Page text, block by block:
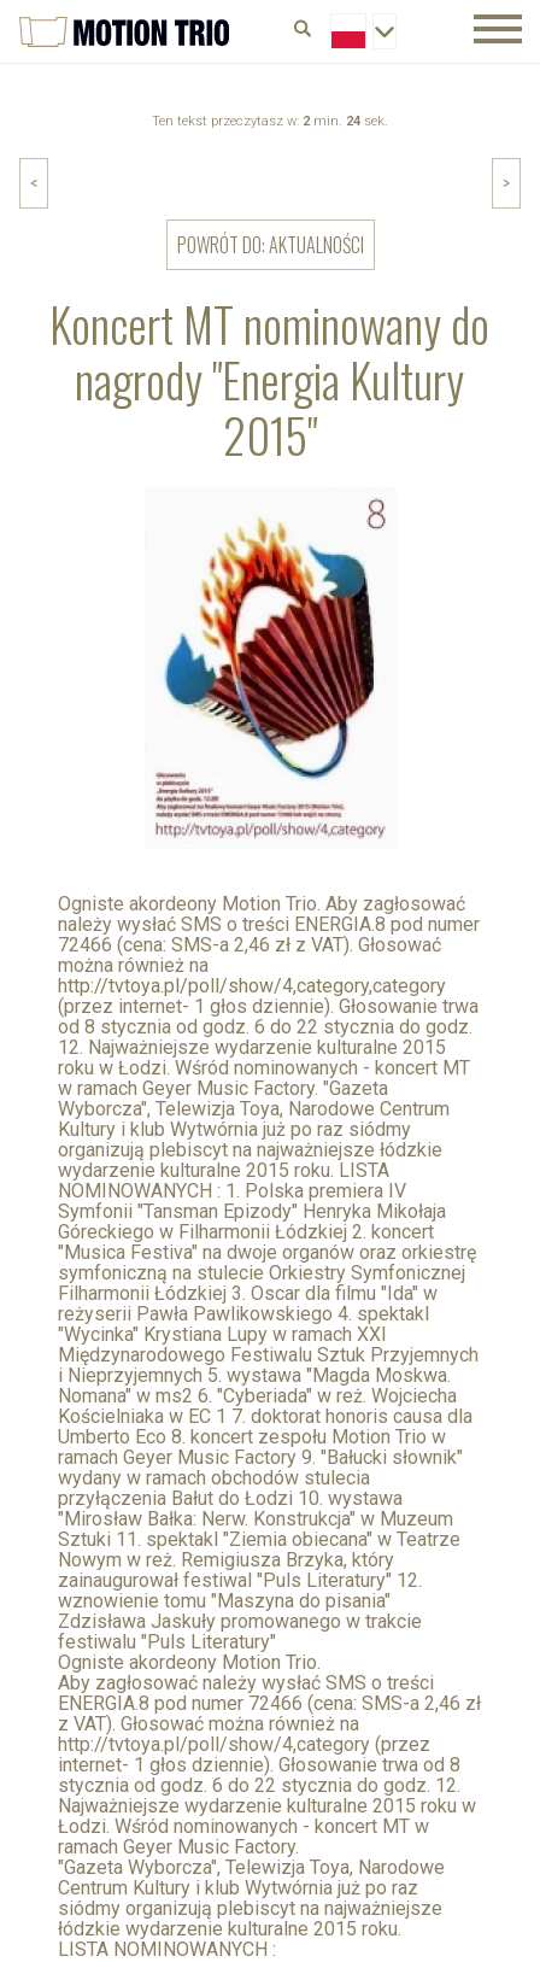
Ten tekst przeczytasz w: 2 min. 24 sek.
Koncert MT nominowany do
nagrody "Energia Kultury
2015"
< >
POWRÓT DO: AKTUALNOŚCI
Ogniste akordeony Motion Trio. Aby zagłosować
należy wysłać SMS o treści ENERGIA.8 pod numer
72466 (cena: SMS-a 2,46 zł z VAT). Głosować
można również na
http://tvtoya.pl/poll/show/4,category,category
(przez internet- 1 głos dziennie). Głosowanie trwa
od 8 stycznia od godz. 6 do 22 stycznia do godz.
12. Najważniejsze wydarzenie kulturalne 2015
roku w Łodzi. Wśród nominowanych - koncert MT
w ramach Geyer Music Factory. "Gazeta
Wyborcza", Telewizja Toya, Narodowe Centrum
Kultury i klub Wytwórnia już po raz siódmy
organizują plebiscyt na najważniejsze łódzkie
wydarzenie kulturalne 2015 roku. LISTA
NOMINOWANYCH : 1. Polska premiera IV
Symfonii "Tansman Epizody" Henryka Mikołaja
Góreckiego w Filharmonii Łódzkiej 2. koncert
"Musica Festiva" na dwoje organów oraz orkiestrę
symfoniczną na stulecie Orkiestry Symfonicznej
Filharmonii Łódzkiej 3. Oscar dla filmu "Ida" w
reżyserii Pawła Pawlikowskiego 4. spektakl
"Wycinka" Krystiana Lupy w ramach XXI
Międzynarodowego Festiwalu Sztuk Przyjemnych
i Nieprzyjemnych 5. wystawa "Magda Moskwa.
Nomana" w ms2 6. "Cyberiada" w reż. Wojciecha
Kościelniaka w EC 1 7. doktorat honoris causa dla
Umberto Eco 8. koncert zespołu Motion Trio w
ramach Geyer Music Factory 9. "Bałucki słownik"
wydany w ramach obchodów stulecia
przyłączenia Bałut do Łodzi 10. wystawa
"Mirosław Bałka: Nerw. Konstrukcja" w Muzeum
Sztuki 11. spektakl "Ziemia obiecana" w Teatrze
Nowym w reż. Remigiusza Brzyka, który
zainaugurował festiwal "Puls Literatury" 12.
wznowienie tomu "Maszyna do pisania"
Zdzisława Jaskuły promowanego w trakcie
festiwalu "Puls Literatury"
Ogniste akordeony Motion Trio.
Aby zagłosować należy wysłać SMS o treści
ENERGIA.8 pod numer 72466 (cena: SMS-a 2,46 zł
z VAT). Głosować można również na
http://tvtoya.pl/poll/show/4,category (przez
internet- 1 głos dziennie). Głosowanie trwa od 8
stycznia od godz. 6 do 22 stycznia do godz. 12.
Najważniejsze wydarzenie kulturalne 2015 roku w
Łodzi. Wśród nominowanych - koncert MT w
ramach Geyer Music Factory.
"Gazeta Wyborcza", Telewizja Toya, Narodowe
Centrum Kultury i klub Wytwórnia już po raz
siódmy organizują plebiscyt na najważniejsze
łódzkie wydarzenie kulturalne 2015 roku.
LISTA NOMINOWANYCH :